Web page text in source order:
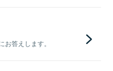
答えします。